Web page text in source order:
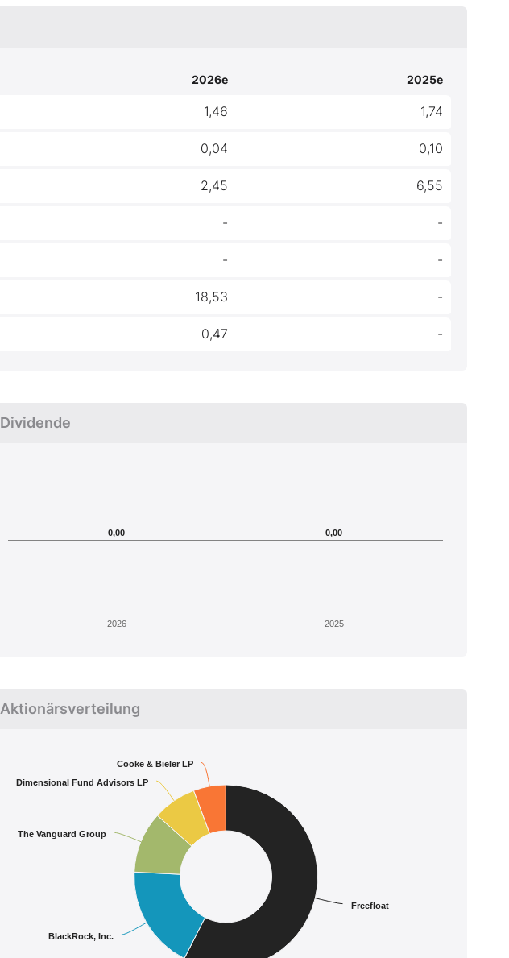
2026e 2025e
1,46 1,74
0,04 0,10
2,45 6,55
- -
- -
18,53 -
0,47 -
Dividende
0,00 0,00
2026 2025
Aktionärsverteilung
Freefloat
BlackRock, Inc.
The Vanguard Group
Dimensional Fund Advisors LP
Cooke & Bieler LP